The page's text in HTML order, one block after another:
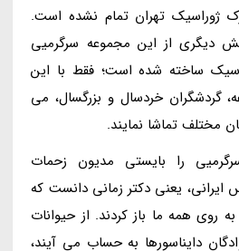
ژوراسیک تهران تمام نشده است.
دیگری از این مجموعه سرگرمیی
ساخته شده است؛ فقط با این
گردشگران خردسال و بزرگسال، می
مختلف تماشا نمایند.
را بایستی مدیون زحمات
یعنی دکتر زمانی دانست که
روی همه ما باز کردند. از حیوانات
دایناسورها به حساب می آیند،